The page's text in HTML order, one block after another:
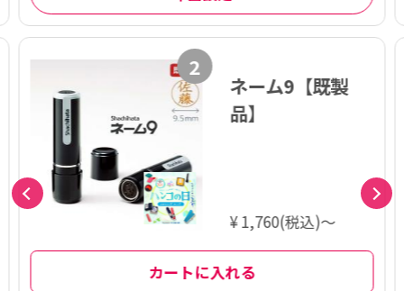
2
ネーム9【既製
品】
¥ 1,760(税込)～
カートに入れる